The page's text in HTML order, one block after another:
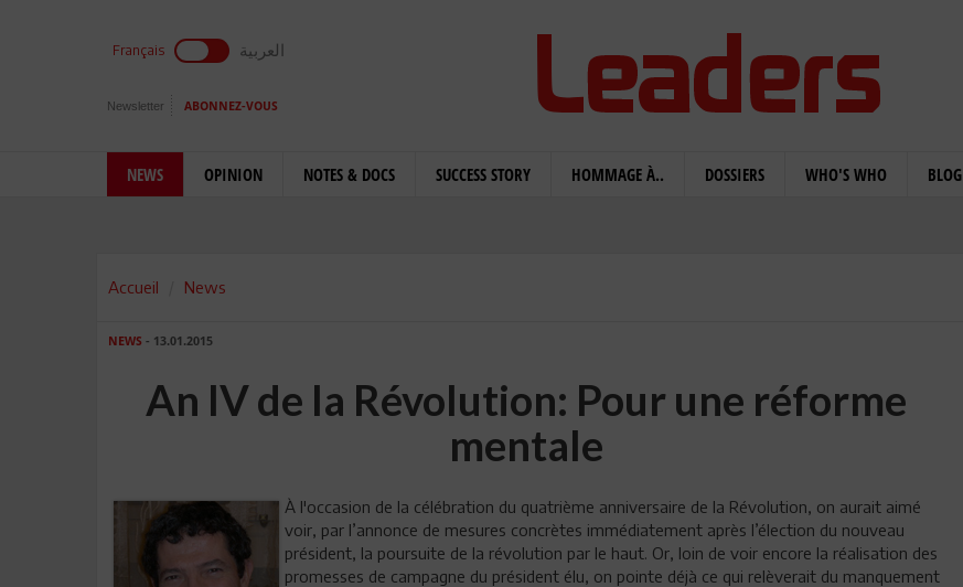
Français العربية
Newsletter ABONNEZ-VOUS
NEWS OPINION NOTES & DOCS SUCCESS STORY HOMMAGE À.. DOSSIERS WHO'S WHO BLOG
Accueil News
NEWS - 13.01.2015
An IV de la Révolution: Pour une réforme
mentale
À l'occasion de la célébration du quatrième anniversaire de la Révolution, on aurait aimé
voir, par l’annonce de mesures concrètes immédiatement après l’élection du nouveau
président, la poursuite de la révolution par le haut. Or, loin de voir encore la réalisation des
promesses de campagne du président élu, on pointe déjà ce qui relèverait du manquement